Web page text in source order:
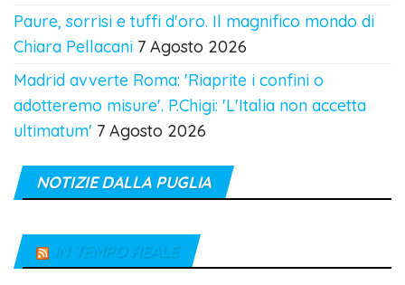
Paure, sorrisi e tuffi d'oro. Il magnifico mondo di
Chiara Pellacani 7 Agosto 2026
Madrid avverte Roma: 'Riaprite i confini o
adotteremo misure'. P.Chigi: 'L'Italia non accetta
ultimatum' 7 Agosto 2026
NOTIZIE DALLA PUGLIA
IN TEMPO REALE